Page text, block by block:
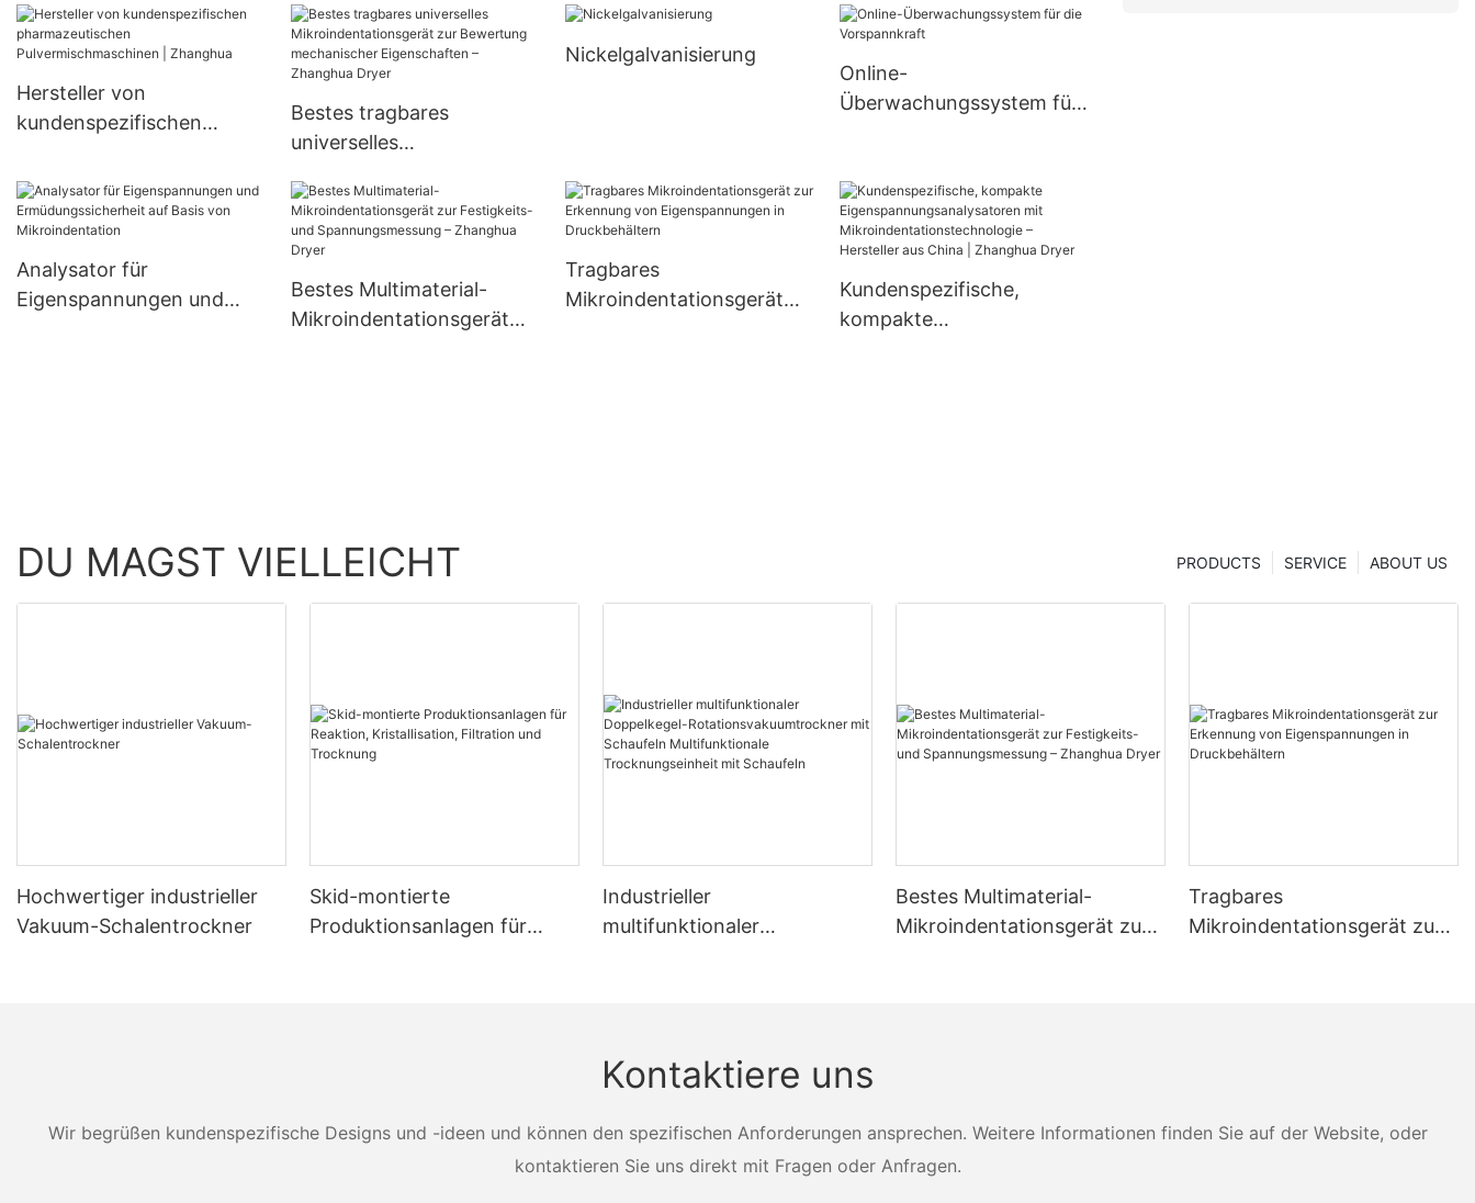
Hersteller von
kundenspezifischen
Pulvermischmaschinen |
Zhanghua
Bestes tragbares
universelles
zur Bewertung
mechanischer
Eigenschaften – Zhanghua
Dryer
Nickelgalvanisierung
Online-
Überwachungssystem für
Analysator für
Eigenspannungen und
Bestes Multimaterial-
Mikroindentationsgerät
Tragbares
Mikroindentationsgerät
Kundenspezifische,
kompakte
DU MAGST VIELLEICHT ABOUT US
SERVICE
PRODUCTS
Hochwertiger industrieller
Vakuum-Schalentrockner
Skid-montierte
Produktionsanlagen für
Industrieller
multifunktionaler
Trocknungseinheit mit
Bestes Multimaterial-
Mikroindentationsgerät zur
Tragbares
Mikroindentationsgerät zur
Kontaktiere uns
Wir begrüßen kundenspezifische Designs und -ideen und können den spezifischen Anforderungen ansprechen. Weitere Informationen finden Sie auf der Website, oder
kontaktieren Sie uns direkt mit Fragen oder Anfragen.